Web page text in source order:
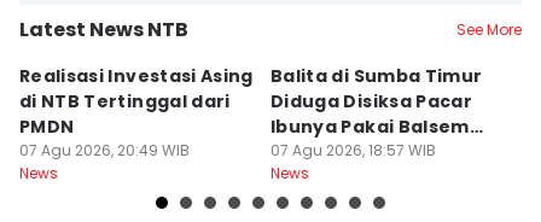
Latest News NTB See More
Realisasi Investasi Asing
di NTB Tertinggal dari
PMDN
07 Agu 2026, 20:49 WIB
News
Balita di Sumba Timur
Diduga Disiksa Pacar
Ibunya Pakai Balsem
dan Cabai
07 Agu 2026, 18:57 WIB
News